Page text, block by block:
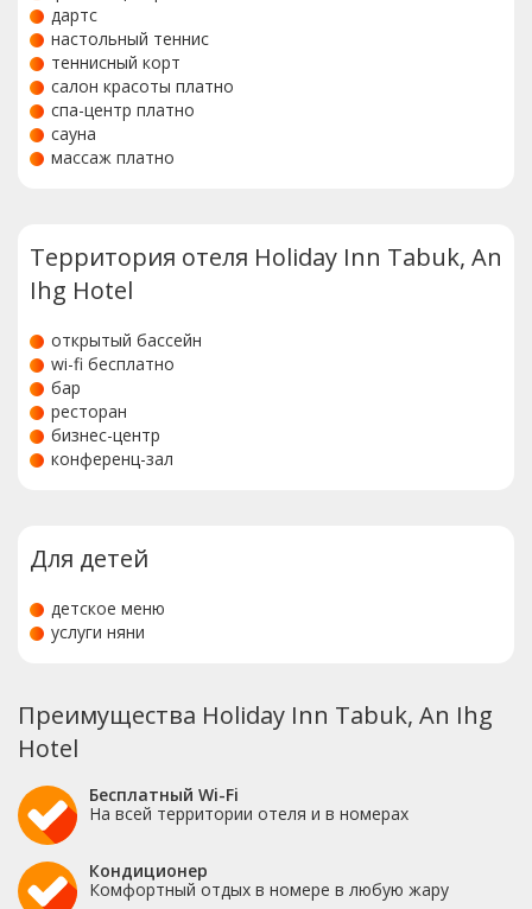
дартс
настольный теннис
теннисный корт
салон красоты платно
спа-центр платно
сауна
массаж платно
Территория отеля Holiday Inn Tabuk, An
Ihg Hotel
открытый бассейн
wi-fi бесплатно
бар
ресторан
бизнес-центр
конференц-зал
Для детей
детское меню
услуги няни
Преимущества Holiday Inn Tabuk, An Ihg
Hotel
Бесплатный Wi-Fi
На всей территории отеля и в номерах
Кондиционер
Комфортный отдых в номере в любую жару